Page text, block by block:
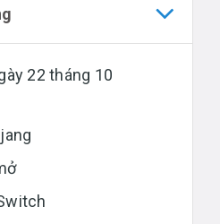
22 tháng 10